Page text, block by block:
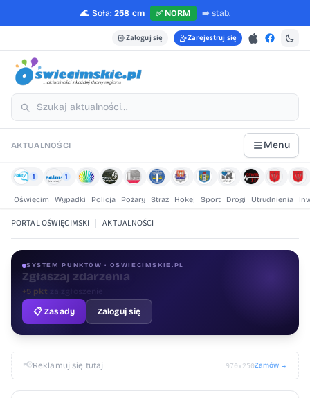
🌊 Soła: 258 cm ✅NORM ➡️ stab.
Zaloguj się Zarejestruj się
AKTUALNOŚCI Menu
1 1
Oświęcim Wypadki Policja Pożary Straż Hokej Sport Drogi Utrudnienia
PORTAL OŚWIĘCIMSKI | AKTUALNOŚCI
SYSTEM PUNKTÓW · OSWIECIMSKIE.PL
Oceniaj treści
+1 pktza ocenę
📋 Zasady
Zaloguj się
📢Reklamuj się tutaj 970×250Zamów →